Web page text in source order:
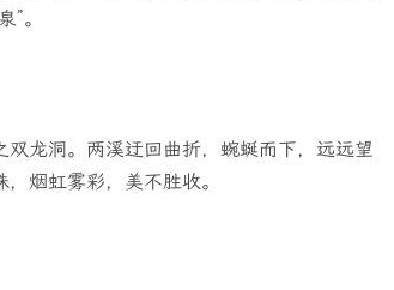
。
龙洞。两溪迂回曲折，蜿蜒而下，远远望
烟虹雾彩，美不胜收。